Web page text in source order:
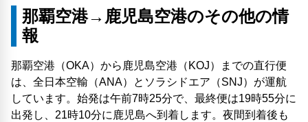
那覇空港→鹿児島空港のその他の情
報
那覇空港（OKA）から鹿児島空港（KOJ）までの直行便
は、全日本空輸（ANA）とソラシドエア（SNJ）が運航
しています。始発は午前7時25分で、最終便は19時55分に
出発し、21時10分に鹿児島へ到着します。夜間到着後も